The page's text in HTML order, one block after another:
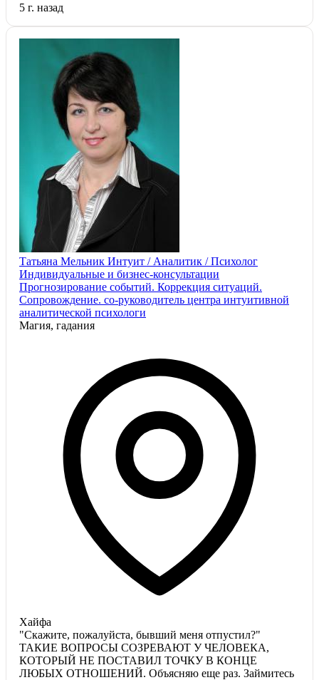
5 г. назад
Татьяна Мельник Интуит / Аналитик / Психолог
Индивидуальные и бизнес-консультации
Прогнозирование событий. Коррекция ситуаций.
Сопровождение. со-руководитель центра интуитивной
аналитической психологи
Магия, гадания
Хайфа
"Скажите, пожалуйста, бывший меня отпустил?"
ТАКИЕ ВОПРОСЫ СОЗРЕВАЮТ У ЧЕЛОВЕКА,
КОТОРЫЙ НЕ ПОСТАВИЛ ТОЧКУ В КОНЦЕ
ЛЮБЫХ ОТНОШЕНИЙ. Объясняю еще раз. Займитесь